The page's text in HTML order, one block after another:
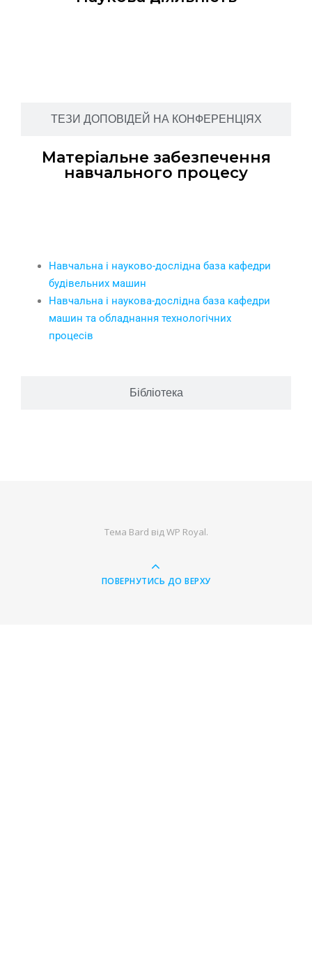
ТЕЗИ ДОПОВІДЕЙ НА КОНФЕРЕНЦІЯХ
Матеріальне забезпечення
навчального процесу
Бібліотека
Навчальна і науково-дослідна база кафедри
будівельних машин
Навчальна і наукова-дослідна база кафедри
машин та обладнання технологічних
процесів
Тема Bard відWP Royal.
ПОВЕРНУТИСЬ ДО ВЕРХУ